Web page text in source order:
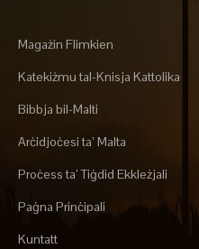
Magażin Flimkien
Katekiżmu tal-Knisja Kattolika
Bibbja bil-Malti
Arċidjoċesi ta’ Malta
Proċess ta’ Tiġdid Ekkleżjali
Paġna Prinċipali
Kuntatt